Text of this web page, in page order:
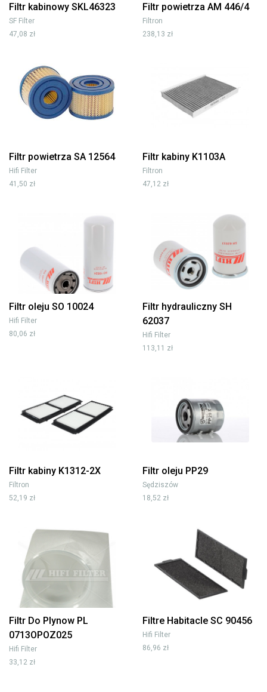
Filtr kabinowy SKL46323
SF Filter
47,08 zł
Filtr powietrza AM 446/4
Filtron
238,13 zł
Filtr powietrza SA 12564
Hifi Filter
41,50 zł
Filtr kabiny K1103A
Filtron
47,12 zł
Filtr oleju SO 10024
Hifi Filter
80,06 zł
Filtr hydrauliczny SH
62037
Hifi Filter
113,11 zł
Filtr kabiny K1312-2X
Filtron
52,19 zł
Filtr oleju PP29
Sędziszów
18,52 zł
Filtr Do Plynow PL
0713OPOZ025
Hifi Filter
33,12 zł
Filtre Habitacle SC 90456
Hifi Filter
86,96 zł